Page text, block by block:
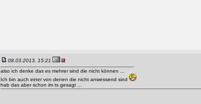
08.03.2013, 15:21
also ich denke das es mehrer sind die nicht können ...
Ich bin auch einer von denen die nicht anwessend sind
hab das aber schon im ts gesagt ...